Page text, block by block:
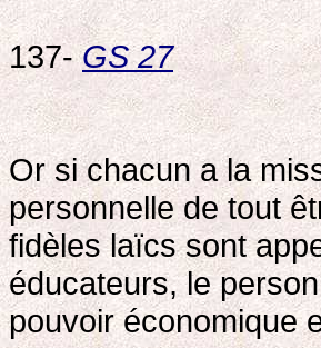
137-GS 27
Or si chacun a la
personnelle de tout
fidèles laïcs sont
éducateurs, le
pouvoir économique